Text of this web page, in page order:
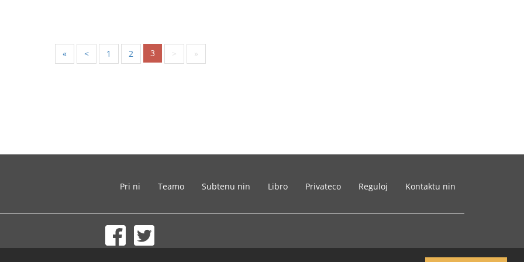
« < 1 2 3 > »
Pri ni Teamo Subtenu nin Libro Privateco Reguloj Kontaktu nin